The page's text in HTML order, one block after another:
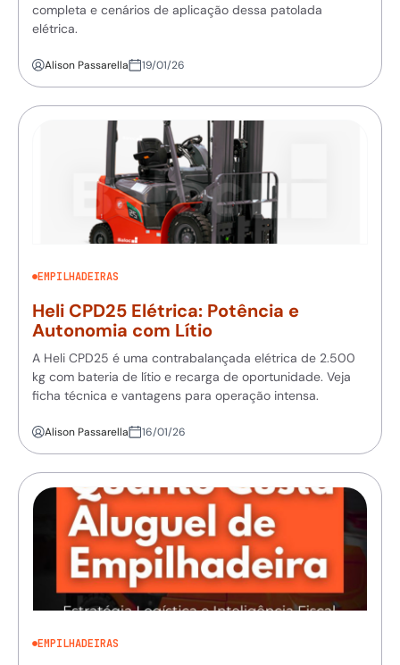
completa e cenários de aplicação dessa patolada
elétrica.
Alison Passarella 19/01/26
EMPILHADEIRAS
Heli CPD25 Elétrica: Potência e
Autonomia com Lítio
A Heli CPD25 é uma contrabalançada elétrica de 2.500
kg com bateria de lítio e recarga de oportunidade. Veja
ficha técnica e vantagens para operação intensa.
Alison Passarella 16/01/26
EMPILHADEIRAS